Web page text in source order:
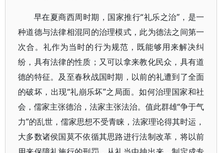
早在夏商西周时期，国家推行“礼乐之治”，是一
种道德与法律相混同的治理模式，此为德法之间第一
次合。礼作为当时的行为规范，既能够用来解决纠
纷，具有法律的性质；又可以拿来教化民众，具有道
德的特征。及至春秋战国时期，以前的礼遭到了全面
的破坏，出现“礼崩乐坏”之局面。如何治理国家和社
会，儒家主张德治，法家主张法治。值此群雄“争于气
力”的乱世，儒家思想不受青睐，法家理论得其时运，
大多数诸侯国莫不依循其思路进行法制改革，将以前